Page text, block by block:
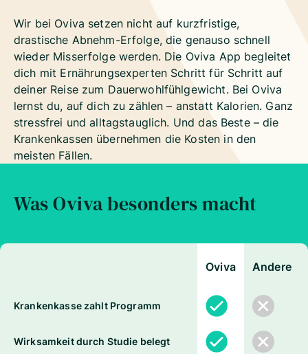
Wir bei Oviva setzen nicht auf kurzfristige,
drastische Abnehm-Erfolge, die genauso schnell
wieder Misserfolge werden. Die Oviva App begleitet
dich mit Ernährungsexperten Schritt für Schritt auf
deiner Reise zum Dauerwohlfühlgewicht. Bei Oviva
lernst du, auf dich zu zählen – anstatt Kalorien. Ganz
stressfrei und alltagstauglich. Und das Beste – die
Krankenkassen übernehmen die Kosten in den
meisten Fällen.
Was Oviva besonders macht
Oviva Andere
Krankenkasse zahlt Programm
Wirksamkeit durch Studie belegt